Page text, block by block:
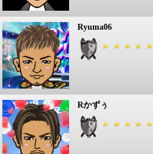
Ryuma06
Rかずぅ